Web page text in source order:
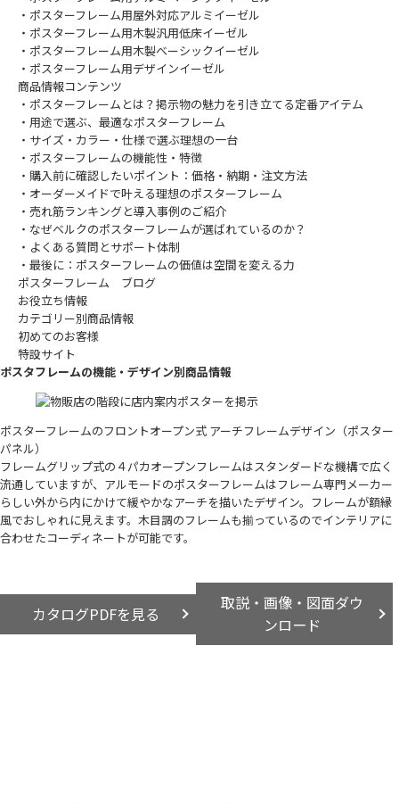
・ポスターフレーム用屋外対応アルミイーゼル
・ポスターフレーム用木製汎用低床イーゼル
・ポスターフレーム用木製ベーシックイーゼル
・ポスターフレーム用デザインイーゼル
商品情報コンテンツ
・ポスターフレームとは？掲示物の魅力を引き立てる定番アイテム
・用途で選ぶ、最適なポスターフレーム
・サイズ・カラー・仕様で選ぶ理想の一台
・ポスターフレームの機能性・特徴
・購入前に確認したいポイント：価格・納期・注文方法
・オーダーメイドで叶える理想のポスターフレーム
・売れ筋ランキングと導入事例のご紹介
・なぜベルクのポスターフレームが選ばれているのか？
・よくある質問とサポート体制
・最後に：ポスターフレームの価値は空間を変える力
ポスターフレーム ブログ
お役立ち情報
カテゴリー別商品情報
初めてのお客様
特設サイト
ポスタフレームの機能・デザイン別商品情報
ポスターフレームのフロントオープン式 アーチフレームデザイン（ポスター
パネル）
フレームグリップ式の４パカオープンフレームはスタンダードな機構で広く
流通していますが、アルモードのポスターフレームはフレーム専門メーカー
らしい外から内にかけて緩やかなアーチを描いたデザイン。フレームが額縁
風でおしゃれに見えます。木目調のフレームも揃っているのでインテリアに
合わせたコーディネートが可能です。
カタログPDFを見る
取説・画像・図面ダウ
ンロード